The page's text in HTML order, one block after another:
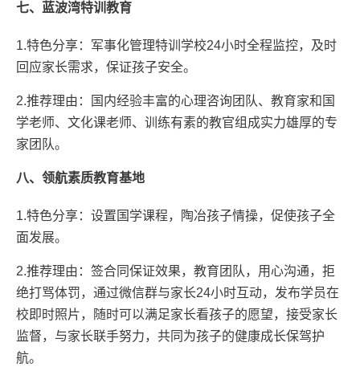
七、蓝波湾特训教育
1.特色分享：军事化管理特训学校24小时全程监控，及时
回应家长需求，保证孩子安全。
2.推荐理由：国内经验丰富的心理咨询团队、教育家和国
学老师、文化课老师、训练有素的教官组成实力雄厚的专
家团队。
八、领航素质教育基地
1.特色分享：设置国学课程，陶冶孩子情操，促使孩子全
面发展。
2.推荐理由：签合同保证效果，教育团队，用心沟通，拒
绝打骂体罚，通过微信群与家长24小时互动，发布学员在
校即时照片，随时可以满足家长看孩子的愿望，接受家长
监督，与家长联手努力，共同为孩子的健康成长保驾护
航。